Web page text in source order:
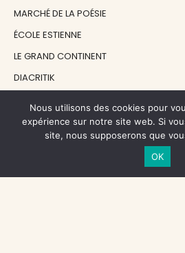
MARCHÉ DE LA POÉSIE
ÉCOLE ESTIENNE
LE GRAND CONTINENT
DIACRITIK
NOS SOUTIENS
CENTRE NATIONAL DU LIVRE
Nous utilisons des cookies pour
expérience sur notre site web. Si
site, nous supposerons que
OK